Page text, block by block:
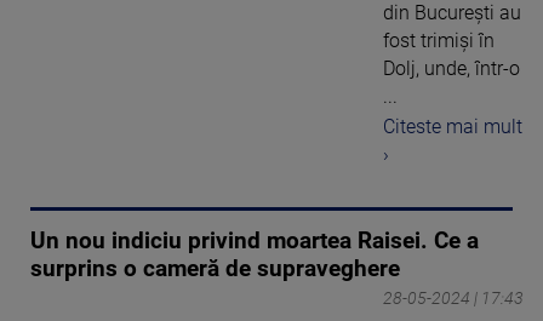
din București au
fost trimiși în
Dolj, unde, într-o
...
Citeste mai mult
›
Un nou indiciu privind moartea Raisei. Ce a
surprins o cameră de supraveghere
28-05-2024 | 17:43